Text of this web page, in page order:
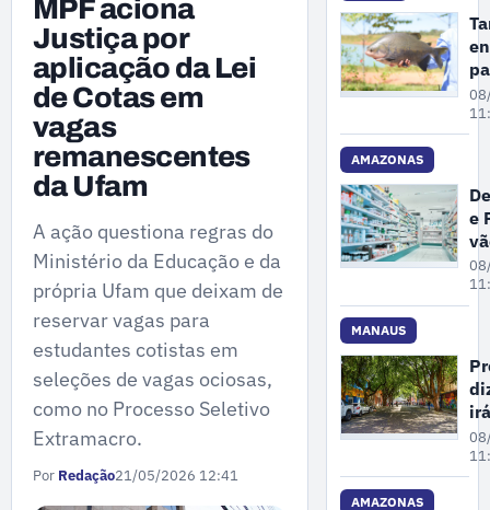
MPF aciona
Justiça por
aplicação da Lei
de Cotas em
vagas
remanescentes
da Ufam
A ação questiona regras do
Ministério da Educação e da
própria Ufam que deixam de
reservar vagas para
estudantes cotistas em
seleções de vagas ociosas,
como no Processo Seletivo
Extramacro.
Por Redação21/05/2026 12:41
de
do
AMAZONAS
e
e
MANAUS
irá
AMAZONAS